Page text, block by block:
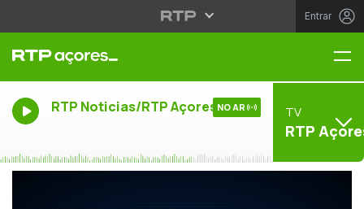
Entrar
RTP Noticias/RTP Açores NO AR TV
RTP